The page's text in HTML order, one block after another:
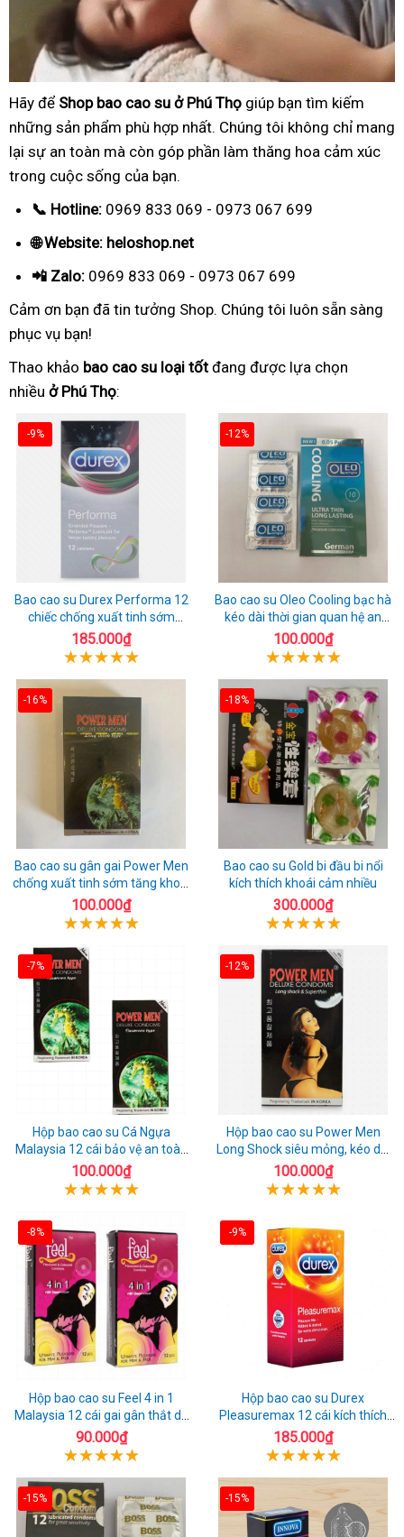
Hãy để Shop bao cao su ở Phú Thọ giúp bạn tìm kiếm
những sản phẩm phù hợp nhất. Chúng tôi không chỉ mang
lại sự an toàn mà còn góp phần làm thăng hoa cảm xúc
trong cuộc sống của bạn.
📞 Hotline: 0969 833 069 - 0973 067 699
🌐 Website: heloshop.net
📲 Zalo: 0969 833 069 - 0973 067 699
Cảm ơn bạn đã tin tưởng Shop. Chúng tôi luôn sẵn sàng
phục vụ bạn!
Thao khảo bao cao su loại tốt đang được lựa chọn
nhiều ở Phú Thọ:
-9%
Bao cao su Durex Performa 12
chiếc chống xuất tinh sớm
chuẩn Thái Lan
185.000₫
-12%
Bao cao su Oleo Cooling bạc hà
kéo dài thời gian quan hệ an
toàn
100.000₫
-16%
Bao cao su gân gai Power Men
chống xuất tinh sớm tăng khoái
cảm
100.000₫
-18%
Bao cao su Gold bi đầu bi nổi
kích thích khoái cảm nhiều
300.000₫
-7%
Hộp bao cao su Cá Ngựa
Malaysia 12 cái bảo vệ an toàn
tuyệt đối
100.000₫
-12%
Hộp bao cao su Power Men
Long Shock siêu mỏng, kéo dài
quan hệ thoải mái
100.000₫
-8%
Hộp bao cao su Feel 4 in 1
Malaysia 12 cái gai gân thắt dễ
sử dụng
90.000₫
-9%
Hộp bao cao su Durex
Pleasuremax 12 cái kích thích
tăng khoái cảm
185.000₫
-15% -15%